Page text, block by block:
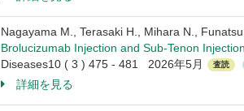
Nagayama M., Terasaki H., Mihara N.,
Brolucizumab Injection and Sub-Tenon
Diseases10 ( 3 ) 475 - 481 2026年5月
査読
詳細を見る